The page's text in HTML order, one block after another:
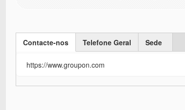
Contacte-nos
Telefone Geral Sede
https://www.groupon.com